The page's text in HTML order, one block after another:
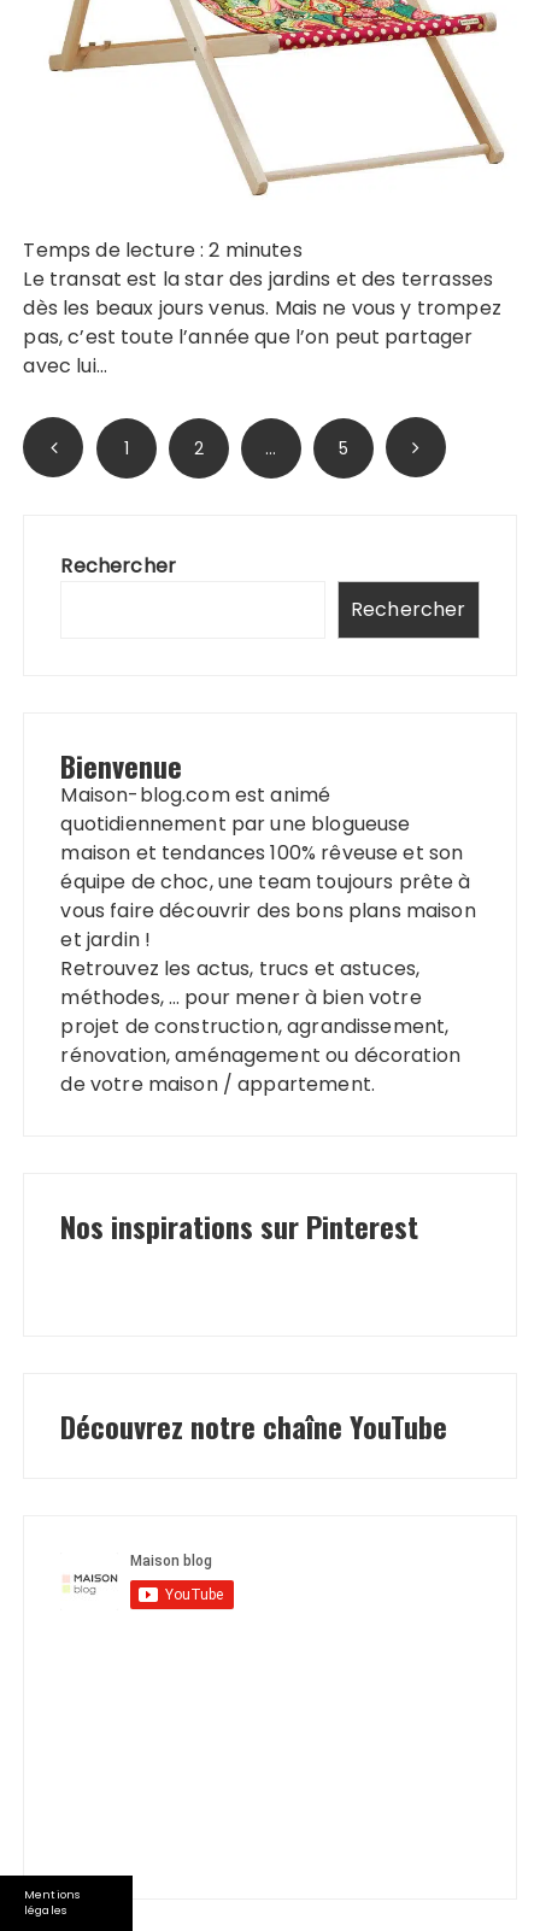
Mentions
légales
Temps de lecture :2 minutes
Le transat est la star des jardins et des terrasses
dès les beaux jours venus. Mais ne vous y trompez
pas, c’est toute l’année que l’on peut partager
avec lui…
Pagination
des 1 2 … 5
Rechercher
Rechercher
Bienvenue
Maison-blog.com est animé
quotidiennement par une blogueuse
maison et tendances 100% rêveuse et son
équipe de choc, une team toujours prête à
vous faire découvrir des bons plans maison
et jardin !
Retrouvez les actus, trucs et astuces,
méthodes, … pour mener à bien votre
projet de construction, agrandissement,
rénovation, aménagement ou décoration
de votre maison / appartement.
Nos inspirations sur Pinterest
Découvrez notre chaîne YouTube